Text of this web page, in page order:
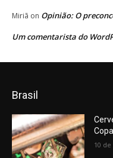
Miriã on Opinião: O
Um comentarista do
Brasil
10